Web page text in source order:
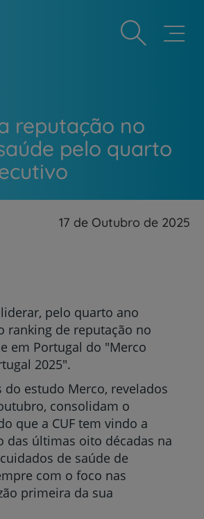
e bem-estar
da Saúde
Center
reputação no
pelo quarto
17 de Outubro de 2025
liderar, pelo quarto ano
ranking de reputação no
em Portugal do "Merco
2025".
do estudo Merco, revelados
consolidam o
que a CUF tem vindo a
das últimas oito décadas na
de saúde de
com o foco nas
primeira da sua